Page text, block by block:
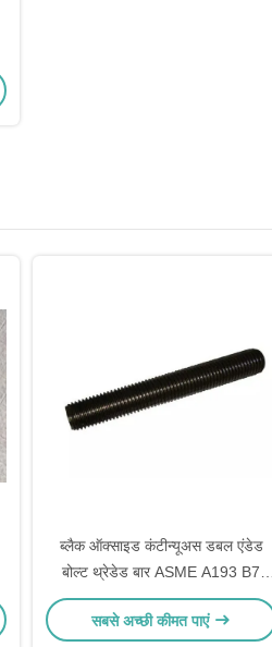
ब्लैक ऑक्साइड कंटीन्यूअस डबल एंडेड
बोल्ट थ्रेडेड बार ASME A193 B7
42CrMoA
सबसे अच्छी कीमत पाएं